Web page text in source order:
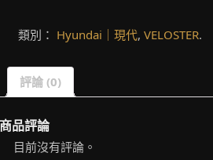
類別： Hyundai｜現代, VELOSTER.
評論 (0)
品評論
目前沒有評論。